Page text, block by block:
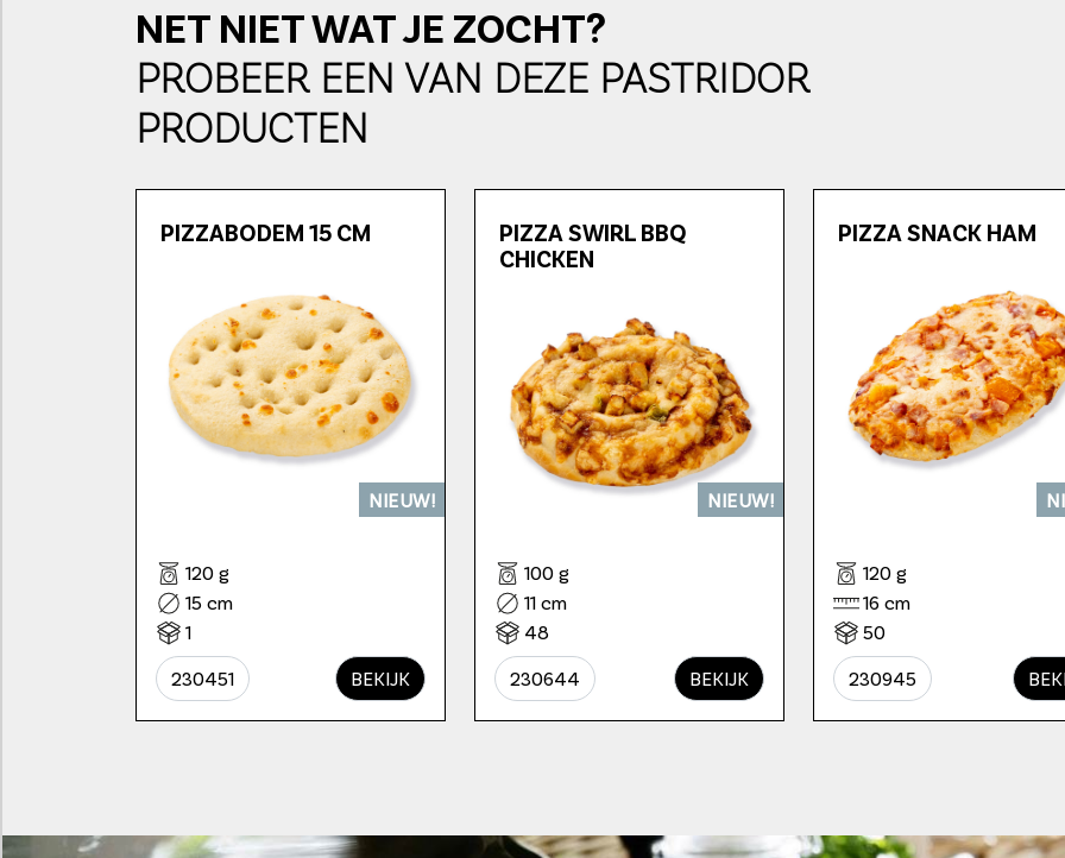
NET NIET WAT JE ZOCHT?
PROBEER EEN VAN DEZE PASTRIDOR
PRODUCTEN
PIZZABODEM 15 CM
NIEUW!
120 g
15 cm
1
230451 BEKIJK
PIZZA SWIRL BBQ
CHICKEN
NIEUW!
100 g
11 cm
48
230644 BEKIJK
PIZZA SNACK HAM
120 g
16 cm
50
230945